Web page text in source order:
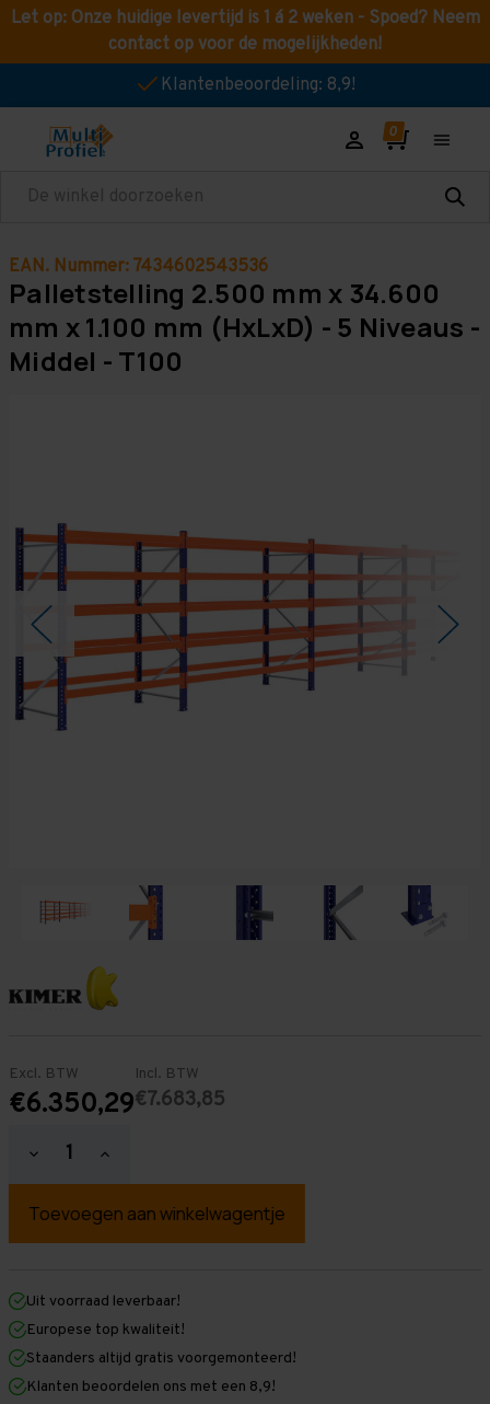
Let op: Onze huidige levertijd is 1 á 2 weken - Spoed? Neem
contact op voor de mogelijkheden!
Klantenbeoordeling: 8,9!
Zoeken
EAN. Nummer: 7434602543536
Palletstelling 2.500 mm x 34.600
mm x 1.100 mm (HxLxD) - 5 Niveaus -
Middel - T100
Excl. BTW
€6.350,29
Incl. BTW
€7.683,85
Hoeveelheid
verlagen
Palletstelling
mm
mm
x
1.100
mm
-
Hoeveelheid
verhogen
Palletstelling
mm
mm
1.100
mm
(HxLxD)
-
Uit voorraad leverbaar!
Europese top kwaliteit!
Staanders altijd gratis voorgemonteerd!
Klanten beoordelen ons met een 8,9!